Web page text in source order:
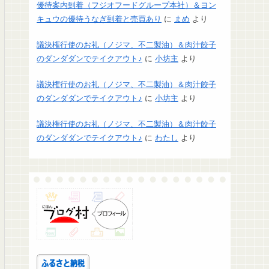
優待案内到着（フジオフードグループ本社）＆ヨン
キュウの優待うなぎ到着と売買あり に まめ より
議決権行使のお礼（ノジマ、不二製油）＆肉汁餃子
のダンダダンでテイクアウト♪ に 小坊主 より
議決権行使のお礼（ノジマ、不二製油）＆肉汁餃子
のダンダダンでテイクアウト♪ に 小坊主 より
議決権行使のお礼（ノジマ、不二製油）＆肉汁餃子
のダンダダンでテイクアウト♪ に わたし より